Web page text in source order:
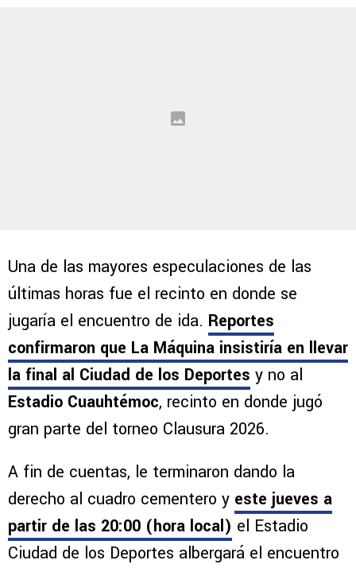
Una de las mayores especulaciones de las
últimas horas fue el recinto en donde se
jugaría el encuentro de ida. Reportes
confirmaron que La Máquina insistiría en llevar
la final al Ciudad de los Deportes y no al
Estadio Cuauhtémoc, recinto en donde jugó
gran parte del torneo Clausura 2026.
A fin de cuentas, le terminaron dando la
derecho al cuadro cementero y este jueves a
partir de las 20:00 (hora local) el Estadio
Ciudad de los Deportes albergará el encuentro